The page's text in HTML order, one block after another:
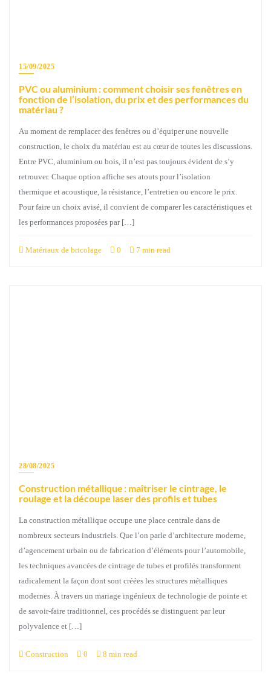
15/09/2025
PVC ou aluminium : comment choisir ses fenêtres en
fonction de l’isolation, du prix et des performances du
matériau ?
Au moment de remplacer des fenêtres ou d’équiper une nouvelle
construction, le choix du matériau est au cœur de toutes les discussions.
Entre PVC, aluminium ou bois, il n’est pas toujours évident de s’y
retrouver. Chaque option affiche ses atouts pour l’isolation
thermique et acoustique, la résistance, l’entretien ou encore le prix.
Pour faire un choix avisé, il convient de comparer les caractéristiques et
les performances proposées par […]
Matériaux de bricolage 0 7 min read
28/08/2025
Construction métallique : maîtriser le cintrage, le
roulage et la découpe laser des profils et tubes
La construction métallique occupe une place centrale dans de
nombreux secteurs industriels. Que l’on parle d’architecture moderne,
d’agencement urbain ou de fabrication d’éléments pour l’automobile,
les techniques avancées de cintrage de tubes et profilés transforment
radicalement la façon dont sont créées les structures métalliques
modernes. À travers un mariage ingénieux de technologie de pointe et
de savoir-faire traditionnel, ces procédés se distinguent par leur
polyvalence et […]
Construction 0 8 min read